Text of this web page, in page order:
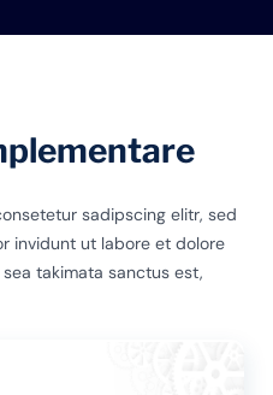
sadipscing elitr, sed
invidunt ut labore et dolore
takimata sanctus est,